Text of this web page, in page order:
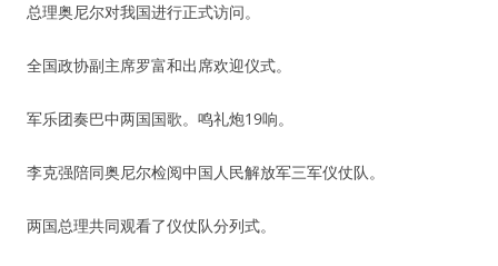
总理奥尼尔对我国进行正式访问。
全国政协副主席罗富和出席欢迎仪式。
军乐团奏巴中两国国歌。鸣礼炮19响。
李克强陪同奥尼尔检阅中国人民解放军三军仪仗队。
两国总理共同观看了仪仗队分列式。